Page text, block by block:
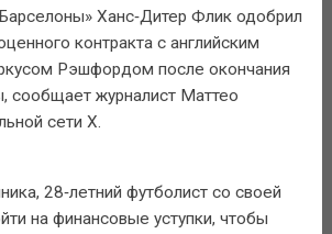
Ханс‑Дитер Флик одобрил
контракта с английским
Рэшфордом после окончания
сообщает журналист Маттео
сети Х.
28‑летний футболист со своей
на финансовые уступки, чтобы